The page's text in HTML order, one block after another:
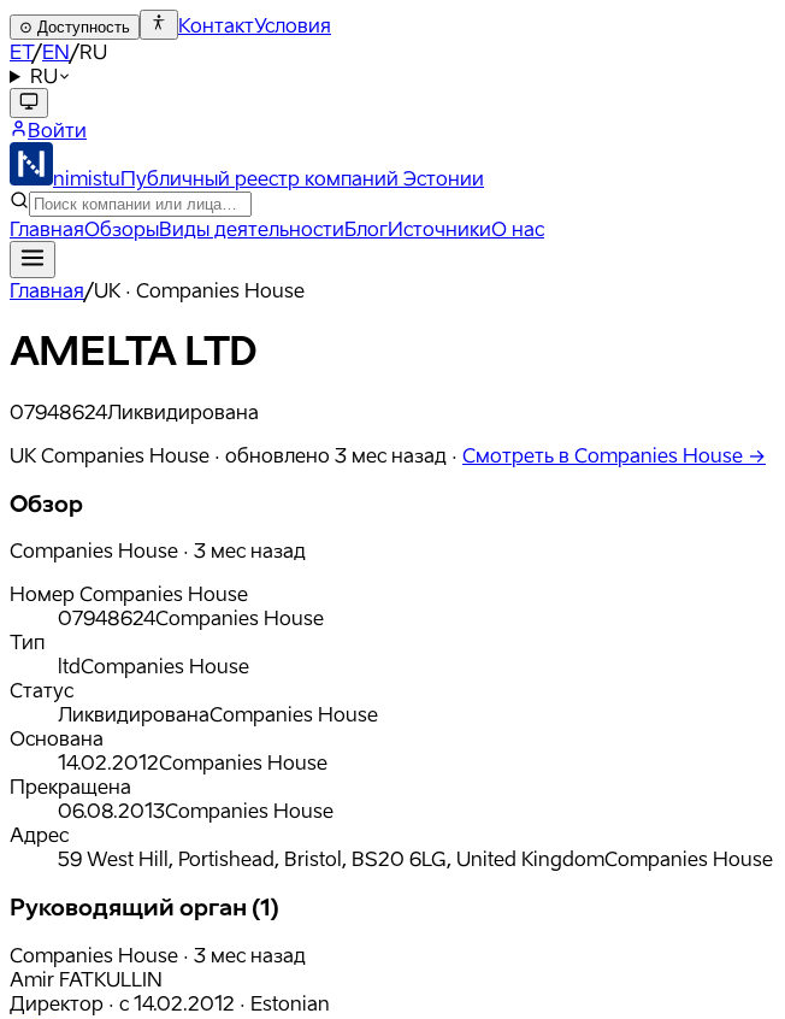
⊙ Доступность КонтактУсловия
ET/EN/RU
RU
Войти
nimistuПубличный реестр компаний Эстонии
ГлавнаяОбзорыВиды деятельностиБлогИсточникиО нас
Главная/UK · Companies House
AMELTA LTD
07948624Ликвидирована
UK Companies House · обновлено 3 мес назад · Смотреть в Companies House →
Обзор
Companies House · 3 мес назад
Номер Companies House
07948624Companies House
Тип
ltdCompanies House
Статус
ЛиквидированаCompanies House
Основана
14.02.2012Companies House
Прекращена
06.08.2013Companies House
Адрес
59 West Hill, Portishead, Bristol, BS20 6LG, United KingdomCompanies House
Руководящий орган (1)
Companies House · 3 мес назад
Amir FATKULLIN
Директор · с 14.02.2012 · Estonian